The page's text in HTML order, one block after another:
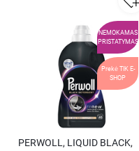
NEMOKAMAS
PRISTATYMAS
Prekė TIK E-
SHOP
PERWOLL, LIQUID BLACK,